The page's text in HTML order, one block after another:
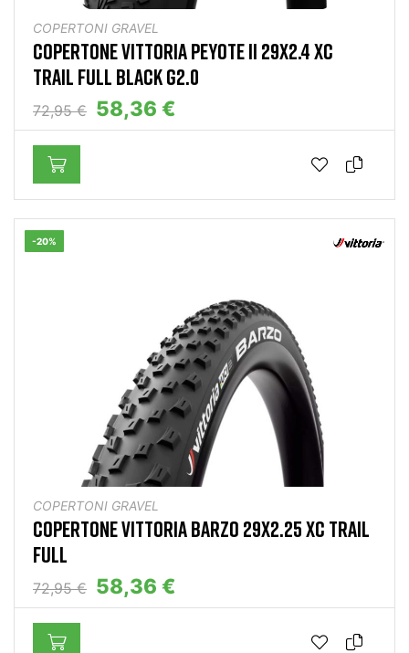
COPERTONI GRAVEL
COPERTONE VITTORIA PEYOTE II 29X2.4 XC
TRAIL FULL BLACK G2.0
72,95 € 58,36 €
-20%
COPERTONI GRAVEL
COPERTONE VITTORIA BARZO 29X2.25 XC TRAIL
FULL
72,95 € 58,36 €